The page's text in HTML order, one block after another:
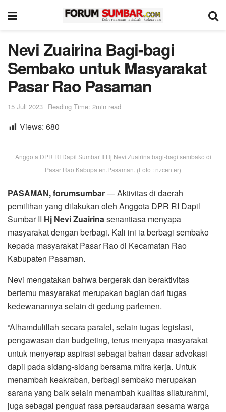
Nevi Zuairina Bagi-bagi
Sembako untuk Masyarakat
Pasar Rao Pasaman
15 Juli 2023 Reading Time: 2min read
Views: 680
Anggota DPR RI Dapil Sumbar II Hj Nevi Zuairina bagi-bagi sembako di
Pasar Rao Kabupaten.Pasaman. (Foto : nzcenter)
PASAMAN, forumsumbar— Aktivitas di daerah
pemilihan yang dilakukan oleh Anggota DPR RI Dapil
Sumbar II Hj Nevi Zuairinasenantiasa menyapa
masyarakat dengan berbagi. Kali ini ia berbagi sembako
kepada masyarakat Pasar Rao di Kecamatan Rao
Kabupaten Pasaman.
Nevi mengatakan bahwa bergerak dan beraktivitas
bertemu masyarakat merupakan bagian dari tugas
kedewanannya selain di gedung parlemen.
“Alhamdulillah secara paralel, selain tugas legislasi,
pengawasan dan budgeting, terus menyapa masyarakat
untuk menyerap aspirasi sebagai bahan dasar advokasi
dapil pada sidang-sidang bersama mitra kerja. Untuk
menambah keakraban, berbagi sembako merupakan
sarana yang baik selain menambah kualitas silaturahmi,
juga sebagai penguat rasa persaudaraan sesama warga